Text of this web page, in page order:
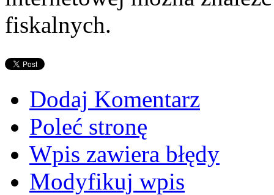
fiskalnych.
Dodaj Komentarz
Poleć stronę
Wpis zawiera błędy
Modyfikuj wpis